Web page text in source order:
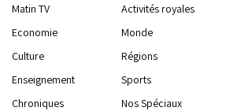
Matin TV Activités royales
Economie
Monde
Culture
Régions
Enseignement
Sports
Chroniques
Nos Spéciaux